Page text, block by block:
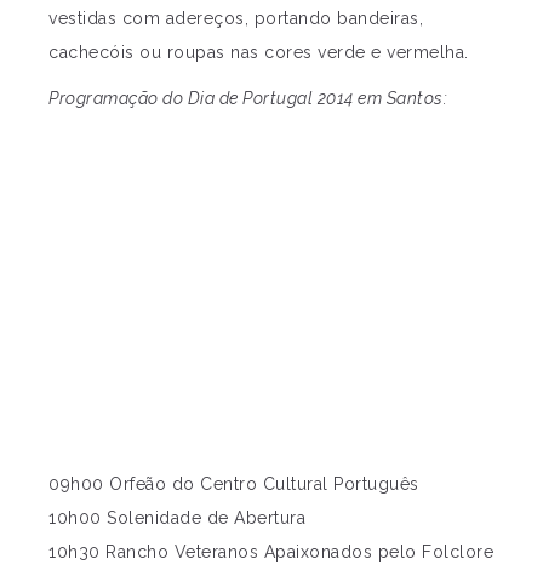
vestidas com adereços, portando bandeiras,
cachecóis ou roupas nas cores verde e vermelha.
Programação do Dia de Portugal 2014 em Santos:
09h00 Orfeão do Centro Cultural Português
10h00 Solenidade de Abertura
10h30 Rancho Veteranos Apaixonados pelo Folclore